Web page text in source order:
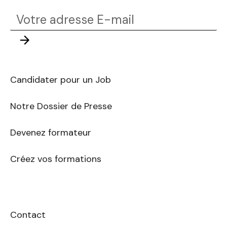
Votre
adresse
E-
Envoyer
Candidater pour un Job
Notre Dossier de Presse
Devenez formateur
Créez vos formations
Contact